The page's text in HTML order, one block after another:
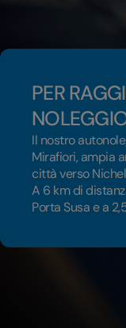
PER
Il nostro
Mirafiori, ampia
città verso
A 6 km di
Porta Susa e a